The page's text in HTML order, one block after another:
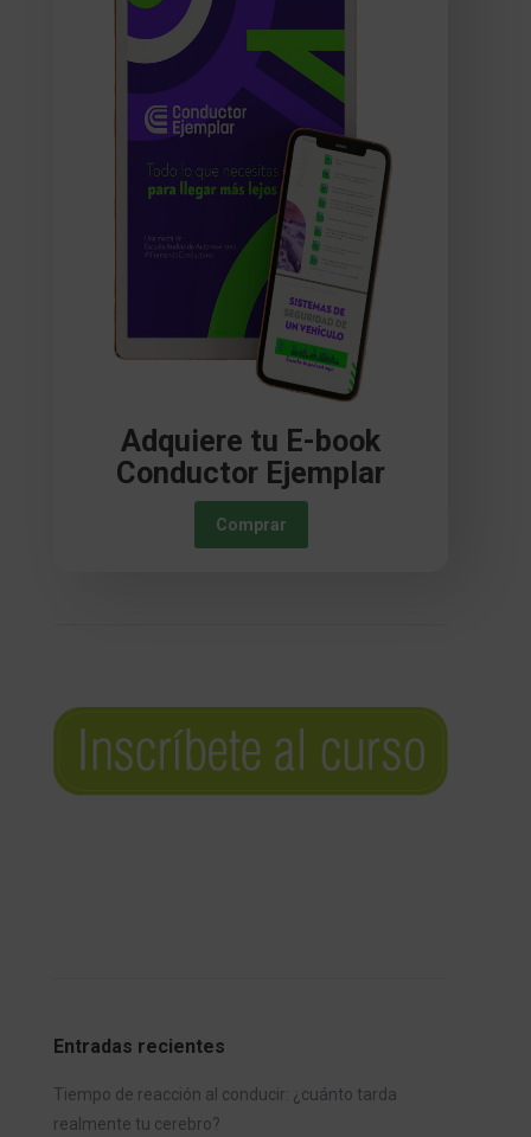
Adquiere tu E-book
Conductor Ejemplar
Comprar
Entradas recientes
Tiempo de reacción al conducir: ¿cuánto tarda
realmente tu cerebro?